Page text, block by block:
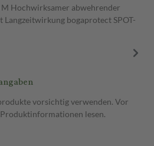
Hochwirksamer abwehrender
Langzeitwirkung bogaprotect SPOT-
vorsichtig verwenden. Vor
lesen.